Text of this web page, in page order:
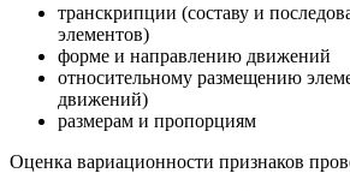
транскрипции (составу и
элементов)
форме и направлению движений
относительному размещению
движений)
размерам и пропорциям
Оценка вариационности признаков